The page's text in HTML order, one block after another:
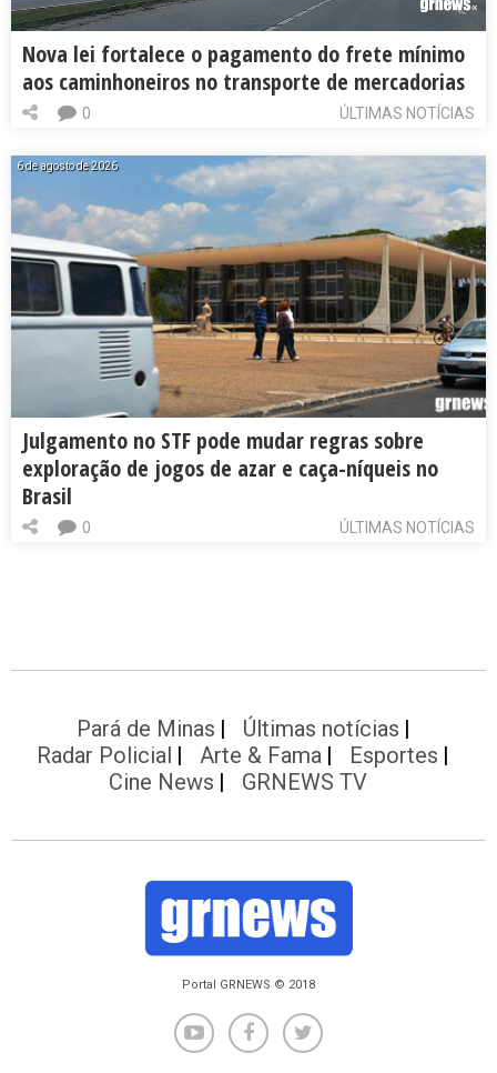
Nova lei fortalece o pagamento do frete mínimo
aos caminhoneiros no transporte de mercadorias
ÚLTIMAS NOTÍCIAS
0
6 de agosto de 2026
Julgamento no STF pode mudar regras sobre
exploração de jogos de azar e caça-níqueis no
Brasil
ÚLTIMAS NOTÍCIAS
0
Pará de Minas
Últimas notícias
Radar Policial
Arte & Fama
Esportes
Cine News
GRNEWS TV
Portal GRNEWS © 2018